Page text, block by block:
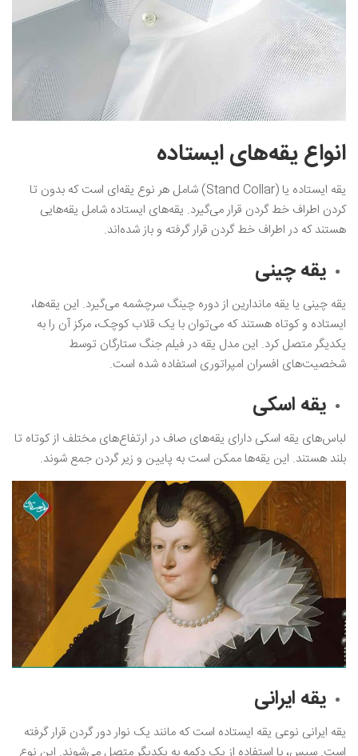
انواع یقه‌های ایستاده
یقه ایستاده یا (Stand Collar) شامل هر نوع یقه‌‌ای است که بدون تا
کردن اطراف خط گردن قرار می‌گیرد. یقه‌های ایستاده شامل یقه‌هایی
هستند که در اطراف خط گردن قرار گرفته و باز شده‌اند.
یقه چینی
یقه چینی یا یقه ماندارین از دوره چینگ سرچشمه می‌گیرد‌. این یقه‌ها،
ایستاده و کوتاه هستند که می‌توان با یک قلاب کوچک، مرکز آن را به
یکدیگر متصل کرد. این مدل یقه در فیلم جنگ ستارگان توسط
شخصیت‌های افسران امپراتوری استفاده شده است.
یقه اسکی
لباس‌های یقه اسکی دارای یقه‌های صاف در ارتفاع‌های مختلف از کوتاه تا
بلند هستند. این یقه‌ها ممکن است به پایین و زیر گردن جمع شوند.
یقه ایرانی
یقه ایرانی نوعی یقه ایستاده است که مانند یک نوار دور گردن قرار گرفته